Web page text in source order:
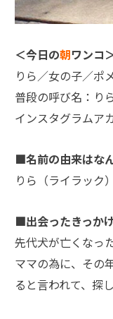
＜今日の朝ワンコ
りら／女の子／ポ
普段の呼び名：り
インスタグラムア
■名前の由来はな
りら（ライラック
■出会ったきっか
先代犬が亡くなっ
ママの為に、その
ると言われて、探